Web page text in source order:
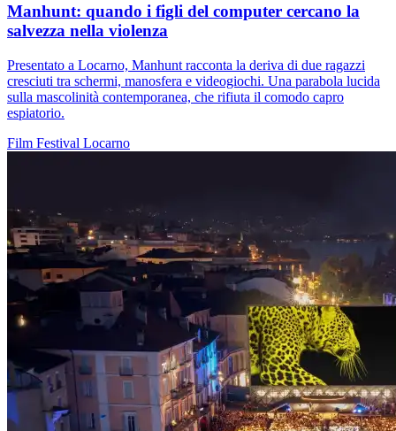
Manhunt: quando i figli del computer cercano la
salvezza nella violenza
Presentato a Locarno, Manhunt racconta la deriva di due ragazzi
cresciuti tra schermi, manosfera e videogiochi. Una parabola lucida
sulla mascolinità contemporanea, che rifiuta il comodo capro
espiatorio.
Film Festival Locarno